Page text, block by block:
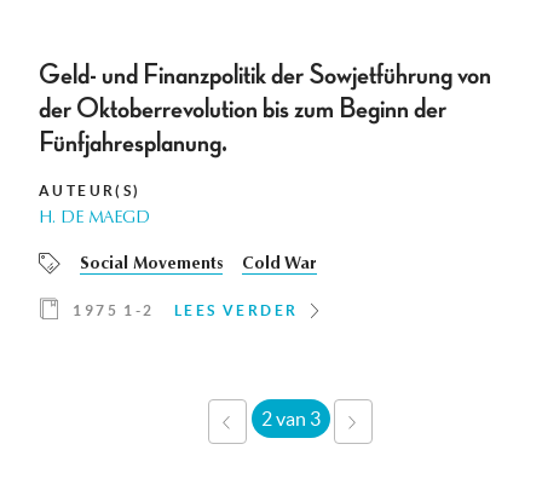
Geld- und Finanzpolitik der Sowjetführung von
der Oktoberrevolution bis zum Beginn der
Fünfjahresplanung.
AUTEUR(S)
H. DE MAEGD
Social Movements Cold War
1975 1-2 LEES VERDER
‹
VORIGE
2 van 3